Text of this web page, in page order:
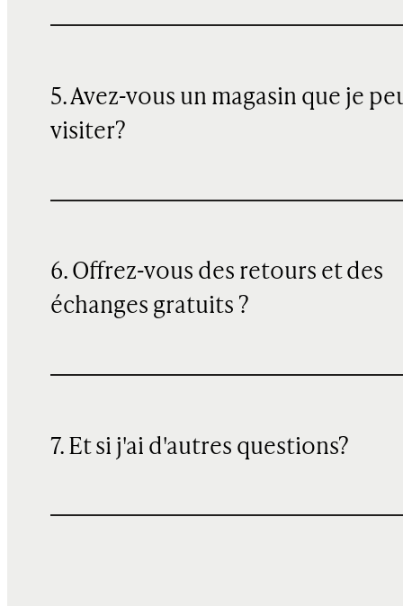
5. Avez-vous un magasin que je
visiter?
6. Offrez-vous des retours et des
échanges gratuits ?
7. Et si j'ai d'autres questions?